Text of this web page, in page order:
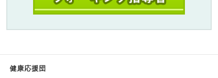
健康応援団